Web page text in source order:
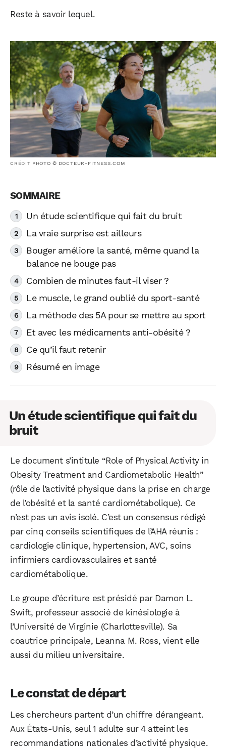
Reste à savoir lequel.
CRÉDIT PHOTO © DOCTEUR-FITNESS.COM
Un étude scientifique qui fait du bruit
La vraie surprise est ailleurs
Bouger améliore la santé, même quand la
balance ne bouge pas
Combien de minutes faut-il viser ?
Le muscle, le grand oublié du sport-santé
La méthode des 5A pour se mettre au sport
Et avec les médicaments anti-obésité ?
Ce qu’il faut retenir
Résumé en image
Un étude scientifique qui fait du
bruit
Le document s’intitule “Role of Physical Activity in
Obesity Treatment and Cardiometabolic Health”
(rôle de l’activité physique dans la prise en charge
de l’obésité et la santé cardiométabolique). Ce
n’est pas un avis isolé. C’est un consensus rédigé
par cinq conseils scientifiques de l’AHA réunis :
cardiologie clinique, hypertension, AVC, soins
infirmiers cardiovasculaires et santé
cardiométabolique.
Le groupe d’écriture est présidé par Damon L.
Swift, professeur associé de kinésiologie à
l’Université de Virginie (Charlottesville). Sa
coautrice principale, Leanna M. Ross, vient elle
aussi du milieu universitaire.
Le constat de départ
Les chercheurs partent d’un chiffre dérangeant.
Aux États-Unis, seul 1 adulte sur 4 atteint les
recommandations nationales d’activité physique.